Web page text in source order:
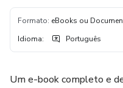
Formato: eBooks ou
Idioma: Português
Um e-book completo e